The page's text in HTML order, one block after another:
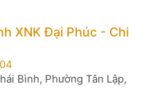
XNK Đại Phúc - Chi
Bình, Phường Tân Lập,